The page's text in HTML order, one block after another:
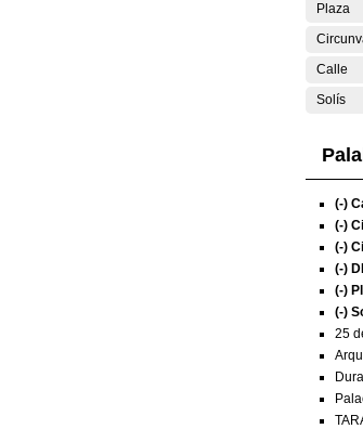
Plaza
Calle
Solís
(-)
(-)
(-)
(-)
(-)
(-)
25